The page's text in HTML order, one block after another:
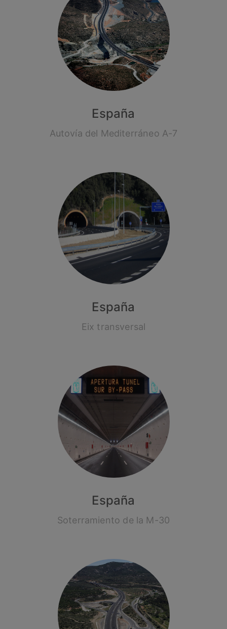
España
Autovía del Mediterráneo A-7
España
Eix transversal
España
Soterramiento de la M-30